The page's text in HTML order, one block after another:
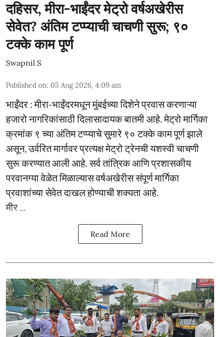
दहिसर, मीरा-भाईंदर मेट्रो वर्षअखेरीस
सेवेत? अंतिम टप्प्याची चाचणी सुरू; ९०
टक्के काम पूर्ण
Swapnil S
Published on: 05 Aug 2026, 4:09 am
भाईंंदर : मीरा-भाईंदरमधून मुंबईच्या दिशेने प्रवास करणाऱ्या
हजारो नागरिकांसाठी दिलासादायक बातमी आहे. मेट्रो मार्गिका
क्रमांक ९ च्या अंतिम टप्प्याचे सुमारे ९० टक्के काम पूर्ण झाले
असून, उर्वरित मार्गावर प्रत्यक्ष मेट्रो ट्रेनची यशस्वी चाचणी
सुरू करण्यात आली आहे. सर्व तांत्रिक आणि प्रशासकीय
परवानग्या वेळेत मिळाल्यास वर्षअखेरीस संपूर्ण मार्गिका
प्रवाशांच्या सेवेत दाखल होण्याची शक्यता आहे.
मीर ...
Read More